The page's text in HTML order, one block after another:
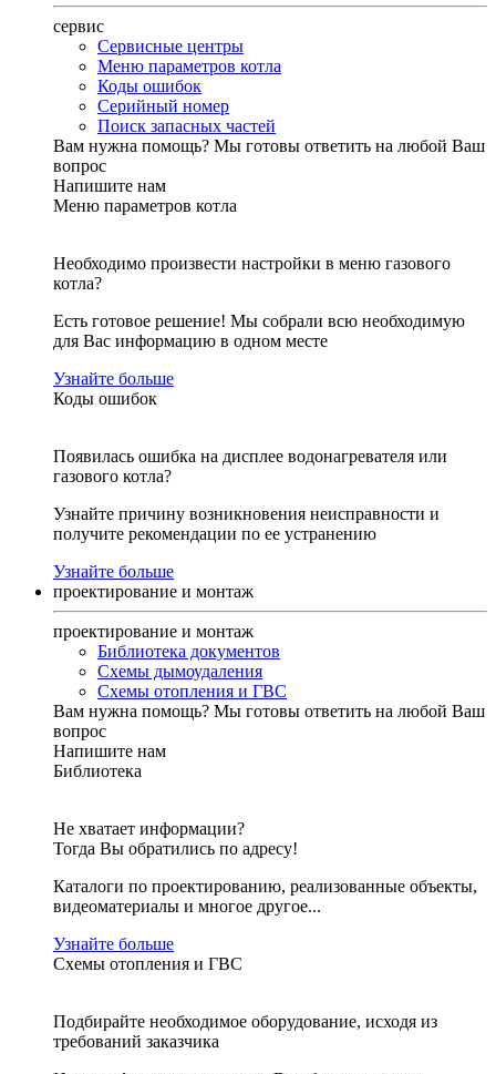
сервис
Сервисные центры
Меню параметров котла
Коды ошибок
Серийный номер
Поиск запасных частей
Вам нужна помощь? Мы готовы ответить на любой Ваш
вопрос
Напишите нам
Меню параметров котла
Необходимо произвести настройки в меню газового
котла?
Есть готовое решение! Мы собрали всю необходимую
для Вас информацию в одном месте
Узнайте больше
Коды ошибок
Появилась ошибка на дисплее водонагревателя или
газового котла?
Узнайте причину возникновения неисправности и
получите рекомендации по ее устранению
Узнайте больше
проектирование и монтаж
проектирование и монтаж
Библиотека документов
Схемы дымоудаления
Схемы отопления и ГВС
Вам нужна помощь? Мы готовы ответить на любой Ваш
вопрос
Напишите нам
Библиотека
Не хватает информации?
Тогда Вы обратились по адресу!
Каталоги по проектированию, реализованные объекты,
видеоматериалы и многое другое...
Узнайте больше
Схемы отопления и ГВС
Подбирайте необходимое оборудование, исходя из
требований заказчика